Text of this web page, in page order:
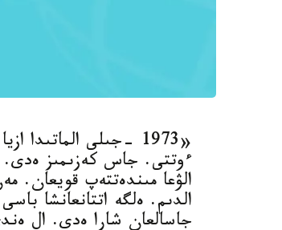
«1973 -جىلى
ءوتتى. جاس كەزىمىز ەدى.
الۋعا مىندەتتەپ قويعان.
الدىم. ەلگە اتتانعانشا